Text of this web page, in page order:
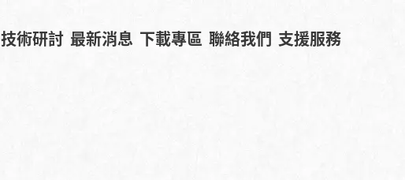
技術研討 最新消息 下載專區 聯絡我們 支援服務